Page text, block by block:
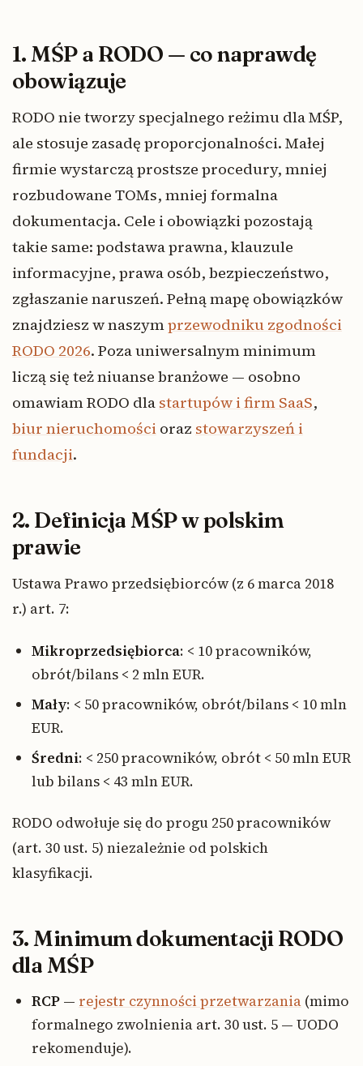
1. MŚP a RODO — co naprawdę
obowiązuje
RODO nie tworzy specjalnego reżimu dla MŚP,
ale stosuje zasadę proporcjonalności. Małej
firmie wystarczą prostsze procedury, mniej
rozbudowane TOMs, mniej formalna
dokumentacja. Cele i obowiązki pozostają
takie same: podstawa prawna, klauzule
informacyjne, prawa osób, bezpieczeństwo,
zgłaszanie naruszeń. Pełną mapę obowiązków
znajdziesz w naszymprzewodniku zgodności
RODO 2026. Poza uniwersalnym minimum
liczą się też niuanse branżowe — osobno
omawiam RODO dla startupów i firm SaaS,
biur nieruchomości oraz stowarzyszeń i
fundacji.
2. Definicja MŚP w polskim
prawie
Ustawa Prawo przedsiębiorców (z 6 marca 2018
r.) art. 7:
Mikroprzedsiębiorca: < 10 pracowników,
obrót/bilans < 2 mln EUR.
Mały: < 50 pracowników, obrót/bilans < 10 mln
EUR.
Średni: < 250 pracowników, obrót < 50 mln EUR
lub bilans < 43 mln EUR.
RODO odwołuje się do progu 250 pracowników
(art. 30 ust. 5) niezależnie od polskich
klasyfikacji.
3. Minimum dokumentacji RODO
dla MŚP
RCP — rejestr czynności przetwarzania (mimo
formalnego zwolnienia art. 30 ust. 5 — UODO
rekomenduje).